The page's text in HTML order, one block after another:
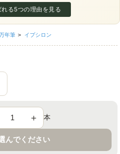
る5つの理由を見る
年筆 > イプシロン
＋ 本
んでください